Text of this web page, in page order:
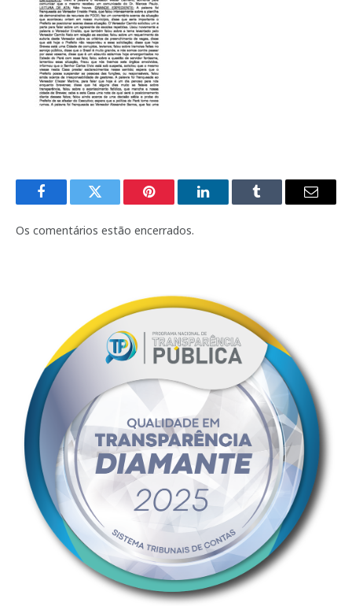
FacebookTwitter Pinterest LinkedInTumblr
E-
Os comentários estão encerrados.